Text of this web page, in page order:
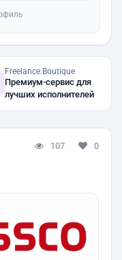
Freelance.Boutique
Премиум-сервис для
лучших исполнителей
107 0